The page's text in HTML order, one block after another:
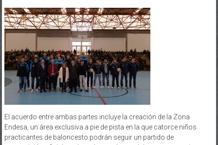
El acuerdo entre ambas partes incluye la creación de la Zona
Endesa, un área exclusiva a pie de pista en la que catorce niños
practicantes de baloncesto podrán seguir un partido de